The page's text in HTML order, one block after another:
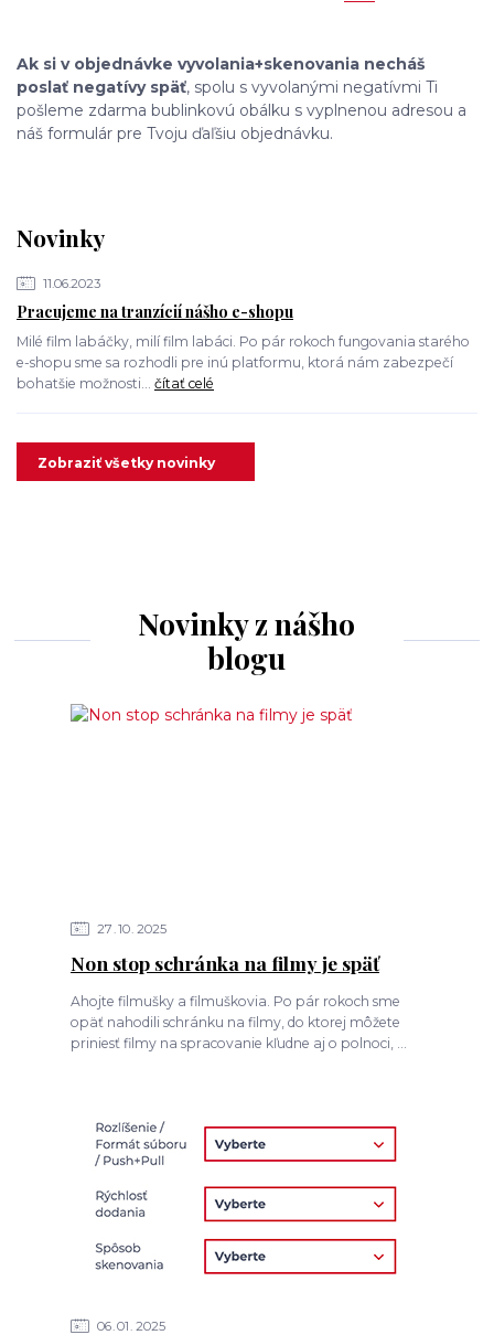
Novinky
11.06.2023
Pracujeme na tranzícií nášho e-shopu
Milé film labáčky, milí film labáci. Po pár rokoch fungovania starého
e-shopu sme sa rozhodli pre inú platformu, ktorá nám zabezpečí
bohatšie možnosti... čítať celé
Zobraziť všetky novinky
Ak si v objednávke vyvolania+skenovania necháš
poslať negatívy späť, spolu s vyvolanými negatívmi Ti
pošleme zdarma bublinkovú obálku s vyplnenou adresou a
náš formulár pre Tvoju ďaľšiu objednávku.
Novinky z nášho
blogu
27 10 2025
Non stop schránka na filmy je späť
Ahojte filmušky a filmuškovia. Po pár rokoch sme
opäť nahodili schránku na filmy, do ktorej môžete
priniesť filmy na spracovanie kľudne aj o polnoci, ...
06 01 2025